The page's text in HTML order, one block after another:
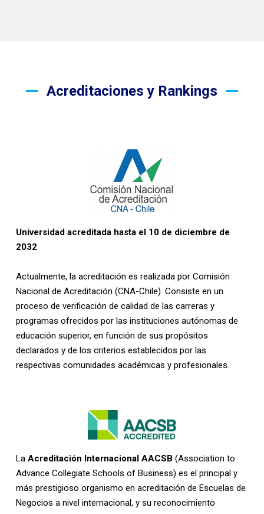
Acreditaciones y Rankings
Universidad acreditada hasta el 10 de diciembre de
2032
Actualmente, la acreditación es realizada por Comisión
Nacional de Acreditación (CNA-Chile). Consiste en un
proceso de verificación de calidad de las carreras y
programas ofrecidos por las instituciones autónomas de
educación superior, en función de sus propósitos
declarados y de los criterios establecidos por las
respectivas comunidades académicas y profesionales.
La Acreditación Internacional AACSB (Association to
Advance Collegiate Schools of Business) es el principal y
más prestigioso organismo en acreditación de Escuelas de
Negocios a nivel internacional, y su reconocimiento